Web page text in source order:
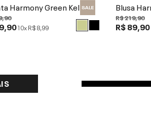
Harmony Green Kelp
10xR$ 8,99
Blusa
R$ 219,90
R$ 89,90